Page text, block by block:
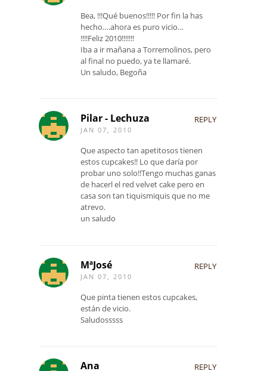
Bea, !!!Qué buenos!!!!! Por fin la has
hecho….ahora es puro vicio…
!!!!Feliz 2010!!!!!!!
Iba a ir mañana a Torremolinos, pero
al final no puedo, ya te llamaré.
Un saludo, Begoña
Pilar - Lechuza
JAN 07, 2010
REPLY
Que aspecto tan apetitosos tienen
estos cupcakes!! Lo que daría por
probar uno solo!!Tengo muchas ganas
de hacerl el red velvet cake pero en
casa son tan tiquismiquis que no me
atrevo.
un saludo
MªJosé
JAN 07, 2010
REPLY
Que pinta tienen estos cupcakes,
están de vicio.
Saludosssss
Ana REPLY